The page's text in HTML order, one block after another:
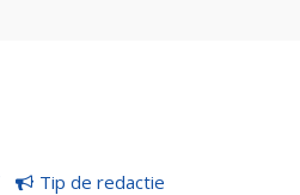
Tip de redactie